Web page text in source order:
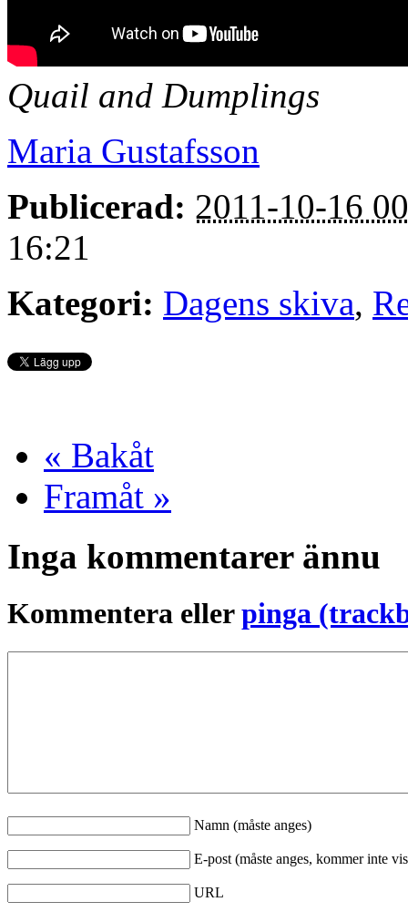
Quail and Dumplings
Maria Gustafsson
Publicerad: 2011-10-16
16:21
Kategori: Dagens skiva,
« Bakåt
Framåt »
Inga kommentarer ännu
Kommentera ellerpinga
Namn (måste anges)
E-post (måste anges, kommer inte
URL